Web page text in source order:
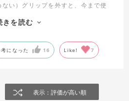
い）グリップを外すと、今まで使
は持ち運びにはショルダータイプ
洗機対応が発売されますように。
きを読む
になった 16 Like! 7
表示：評価が高い順